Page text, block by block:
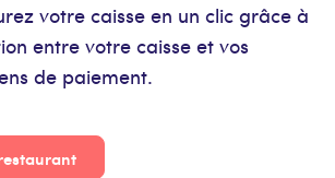
votre caisse en un clic grâce à
entre votre caisse et vos
de paiement.